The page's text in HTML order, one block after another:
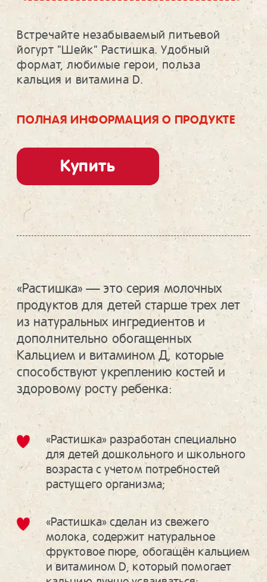
Встречайте незабываемый питьевой
йогурт "Шейк" Растишка. Удобный
формат, любимые герои, польза
кальция и витамина D.
ПОЛНАЯ ИНФОРМАЦИЯ О ПРОДУКТЕ
Купить
«Растишка» — это серия молочных
продуктов для детей старше трех лет
из натуральных ингредиентов и
дополнительно обогащенных
Кальцием и витамином Д, которые
способствуют укреплению костей и
здоровому росту ребенка:
«Растишка» разработан специально
для детей дошкольного и школьного
возраста с учетом потребностей
растущего организма;
«Растишка» сделан из свежего
молока, содержит натуральное
фруктовое пюре, обогащён кальцием
и витамином D, который помогает